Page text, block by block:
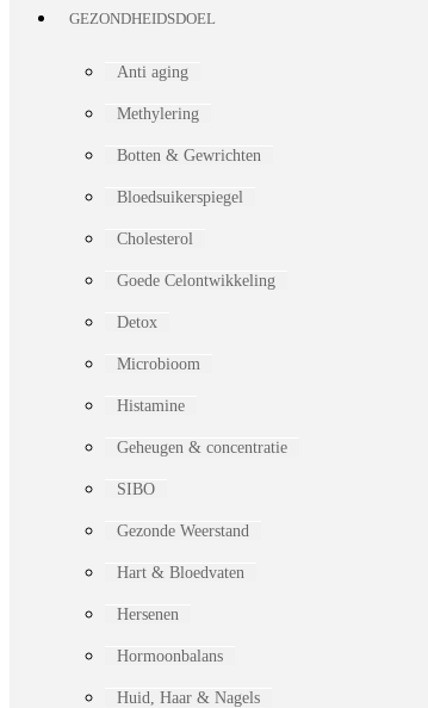
GEZONDHEIDSDOEL
Anti aging
Methylering
Botten & Gewrichten
Bloedsuikerspiegel
Cholesterol
Goede Celontwikkeling
Detox
Microbioom
Histamine
Geheugen & concentratie
SIBO
Gezonde Weerstand
Hart & Bloedvaten
Hersenen
Hormoonbalans
Huid, Haar & Nagels